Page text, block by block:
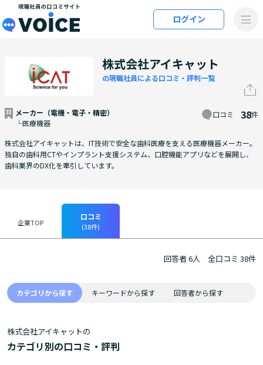
メインコンテンツにスキップ
ログイン
株式会社アイキャット
の現職社員による口コミ・評判一覧
メーカー（電機・電子・精密）
└医療機器
口コミ 38件
株式会社アイキャットは、IT技術で安全な歯科医療を支える医療機器メーカー。
独自の歯科用CTやインプラント支援システム、口腔機能アプリなどを展開し、
歯科業界のDX化を牽引しています。
企業TOP
口コミ
(38件)
回答者 6人 全口コミ 38件
カテゴリから探す キーワードから探す 回答者から探す
株式会社アイキャットの
カテゴリ別の口コミ・評判